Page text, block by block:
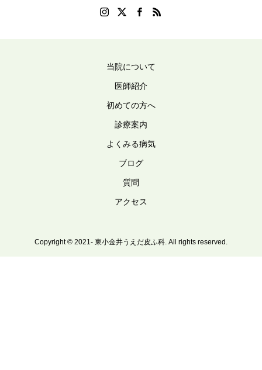
当院について
医師紹介
初めての方へ
診療案内
よくみる病気
ブログ
質問
アクセス
Copyright © 2021- 東小金井うえだ皮ふ科. All rights reserved.